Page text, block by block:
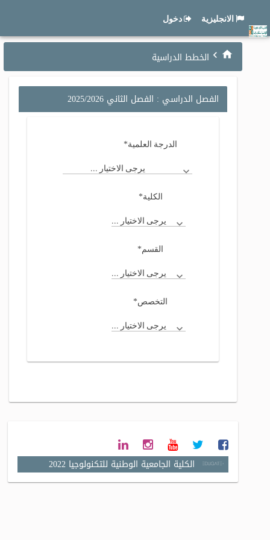
الانجليزية دخول
الخطط الدراسية
الفصل الدراسي : الفصل الثاني 2025/2026
الدرجة العلمية*
يرجى الاختيار ...
الكلية*
يرجى الاختيار ...
القسم*
يرجى الاختيار ...
التخصص*
يرجى الاختيار ...
الكلية الجامعية الوطنية للتكنولوجيا 2022